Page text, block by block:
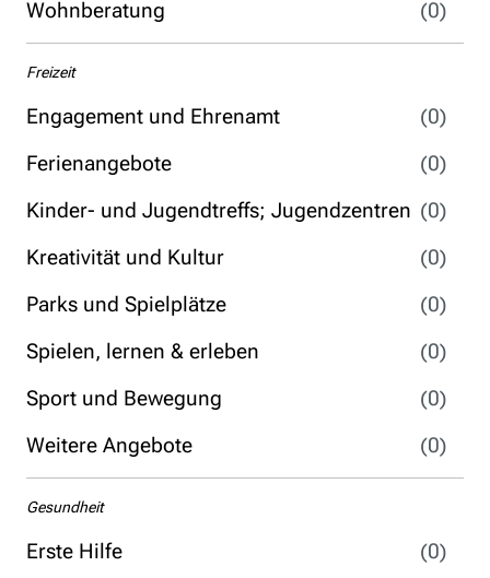
Wohnberatung (0)
Freizeit
Engagement und Ehrenamt
(0)
Ferienangebote
(0)
Kinder- und Jugendtreffs; Jugendzentren (0)
Kreativität und Kultur
(0)
Parks und Spielplätze
(0)
Spielen, lernen & erleben
(0)
Sport und Bewegung
(0)
Weitere Angebote
(0)
Gesundheit
Erste Hilfe
(0)